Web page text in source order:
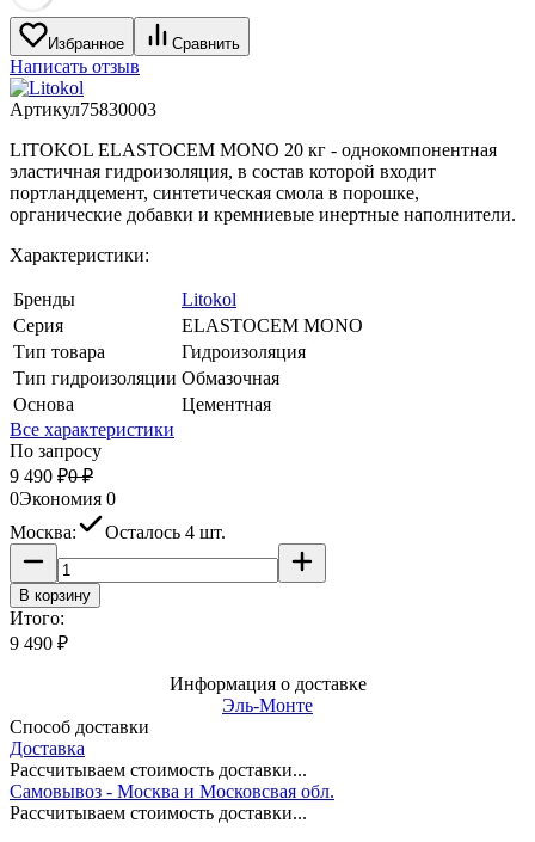
Избранное Сравнить
Написать отзыв
Артикул75830003
LITOKOL ELASTOCEM MONO 20 кг - однокомпонентная
эластичная гидроизоляция, в состав которой входит
портландцемент, синтетическая смола в порошке,
органические добавки и кремниевые инертные наполнители.
Характеристики:
Бренды
Litokol
Серия
ELASTOCEM MONO
Тип товара
Гидроизоляция
Тип гидроизоляции Обмазочная
Основа
Цементная
Все характеристики
По запросу
9 490 ₽0 ₽
0Экономия 0
Москва:
Осталось 4 шт.
В корзину
Итого:
9 490 ₽
Информация о доставке
Эль-Монте
Способ доставки
Доставка
Рассчитываем стоимость доставки...
Самовывоз - Москва и Московсвая обл.
Рассчитываем стоимость доставки...